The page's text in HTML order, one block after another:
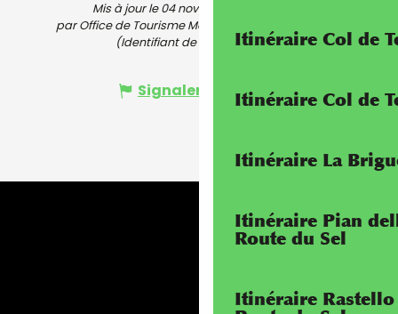
Itinéraire Col de
Itinéraire Col de
Itinéraire La
Itinéraire Pian
Route du Sel
Itinéraire
Mis à jour le 04 novembre 2024 à 15:02
par Office de Tourisme Menton, Riviera & Merveilles
(Identifiant de l'offre :5651122)
Signaler une erreur